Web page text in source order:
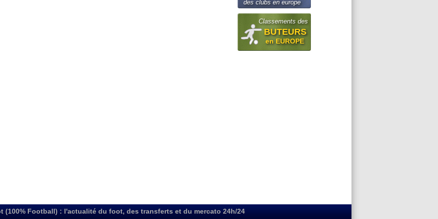
des clubs en europe
Classements des
BUTEURS
en EUROPE
(100% Football) : l'actualité du foot, des transferts et du mercato 24h/24